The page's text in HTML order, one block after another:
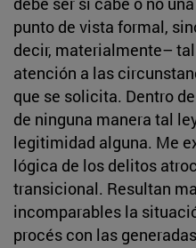
punto de vista formal,
decir, materialmente–
atención a las
que se solicita. Dentro
de ninguna manera tal
legitimidad alguna. Me
lógica de los delitos
transicional. Resultan
incomparables la
procés con las